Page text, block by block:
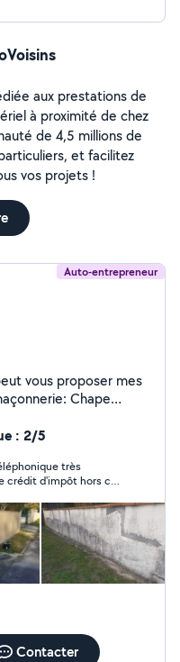
aux prestations de
à proximité de chez
de 4,5 millions de
et facilitez
vos projets !
Auto-entrepreneur
vous proposer mes
je me ferait un
: 2/5
très
crédit d'impôt hors ce
Contacter